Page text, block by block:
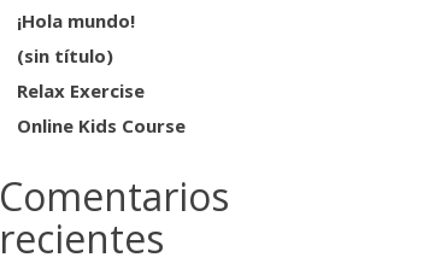
¡Hola mundo!
(sin título)
Relax Exercise
Online Kids Course
Comentarios
recientes